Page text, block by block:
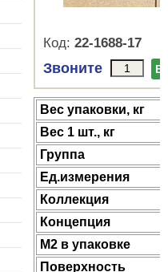
Код: 22-1688-17
Звоните В
Веc упаковки, кг
Вес 1 шт., кг
Группа
Ед.измерения
Коллекция
Концепция
М2 в упаковке
Поверхность